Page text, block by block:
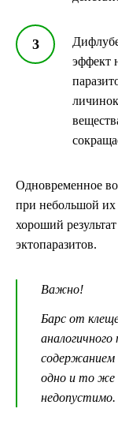
эффект
Одновременное
при небольшой их
хороший
эктопаразитов.
Важно!
Барс от
содержанием
одно и то же
недопустимо.